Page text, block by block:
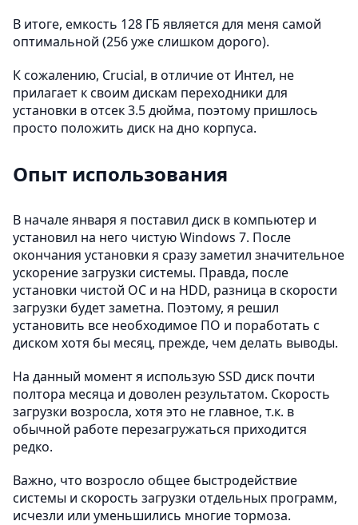
В итоге, емкость 128 ГБ является для меня самой
оптимальной (256 уже слишком дорого).
К сожалению, Crucial, в отличие от Интел, не
прилагает к своим дискам переходники для
установки в отсек 3.5 дюйма, поэтому пришлось
просто положить диск на дно корпуса.
Опыт использования
В начале января я поставил диск в компьютер и
установил на него чистую Windows 7. После
окончания установки я сразу заметил значительное
ускорение загрузки системы. Правда, после
установки чистой ОС и на HDD, разница в скорости
загрузки будет заметна. Поэтому, я решил
установить все необходимое ПО и поработать с
диском хотя бы месяц, прежде, чем делать выводы.
На данный момент я использую SSD диск почти
полтора месяца и доволен результатом. Скорость
загрузки возросла, хотя это не главное, т.к. в
обычной работе перезагружаться приходится
редко.
Важно, что возросло общее быстродействие
системы и скорость загрузки отдельных программ,
исчезли или уменьшились многие тормоза.